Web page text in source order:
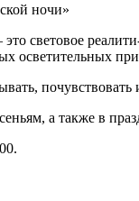
ночи»
световое
осветительных
а также в